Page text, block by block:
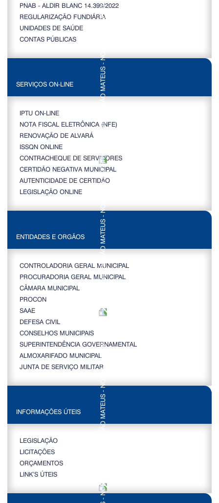
PNAB - ALDIR BLANC 14.399/2022
REGULARIZAÇÃO FUNDIÁRIA
UNIDADES DE SAÚDE
CONTAS PÚBLICAS
SERVIÇOS ON-LINE
IPTU ON-LINE
NOTA FISCAL ELETRÔNICA (NFE)
RENOVAÇÃO DE ALVARÁ
ISSQN ONLINE
CONTRACHEQUE DE SERVIDORES
CERTIDÃO NEGATIVA MUNICIPAL
AUTENTICIDADE DE CERTIDÃO
LEGISLAÇÃO ONLINE
ENTIDADES E ORGÃOS
CONTROLADORIA GERAL MUNICIPAL
PROCURADORIA GERAL MUNICIPAL
CÂMARA MUNICIPAL
PROCON
SAAE
DEFESA CIVIL
CONSELHOS MUNICIPAIS
SUPERINTENDÊNCIA GOVERNAMENTAL
ALMOXARIFADO MUNICIPAL
JUNTA DE SERVIÇO MILITAR
INFORMAÇÕES ÚTEIS
LEGISLAÇÃO
LICITAÇÕES
ORÇAMENTOS
LINK’S ÚTEIS